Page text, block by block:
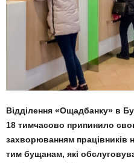
Відділення «Ощадбанку» в
18 тимчасово припинило
захворюванням працівників
тим бущанам, які